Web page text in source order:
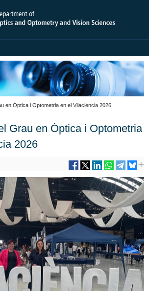
en Òptica i Optometria en el Vilaciència 2026
Grau en Òptica i Optometria
2026